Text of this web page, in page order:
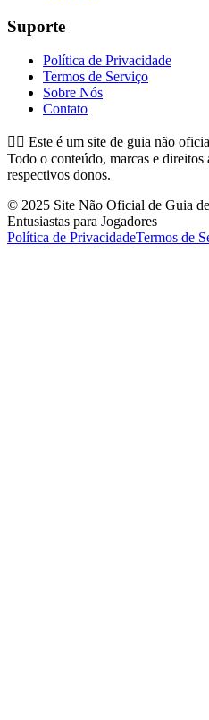
Suporte
Política de Privacidade
Termos de Serviço
Sobre Nós
Contato
👉🏻 Este é um site de guia não
Todo o conteúdo, marcas e direitos
respectivos donos.
© 2025 Site Não Oficial de Guia
Entusiastas para Jogadores
Política de PrivacidadeTermos de